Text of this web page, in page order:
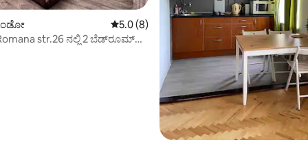
24 ವಿಮರ್ಶೆಗಳು 5 ರಲ್ಲಿ 5.0 ಸರಾಸರಿ ರೇಟಿಂಗ್, 8 ವಿಮರ್ಶೆಗಳು
5.0 (8)
str.26 ನಲ್ಲಿ 2 ಬೆಡ್‌ರೂಮ್